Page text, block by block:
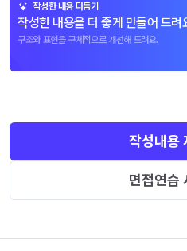
작성한 내용 다듬기
작성한 내용을 더 좋게 만들어 드려
구조와 표현을 구체적으로 개선해 드려요.
작성내용
면접연습